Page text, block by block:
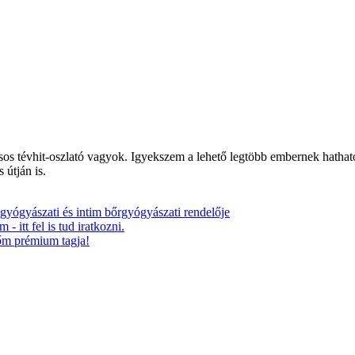
tévhit-oszlató vagyok. Igyekszem a lehető legtöbb embernek
útján is.
és intim bőrgyógyászati rendelője
- itt fel is tud iratkozni.
prémium tagja!